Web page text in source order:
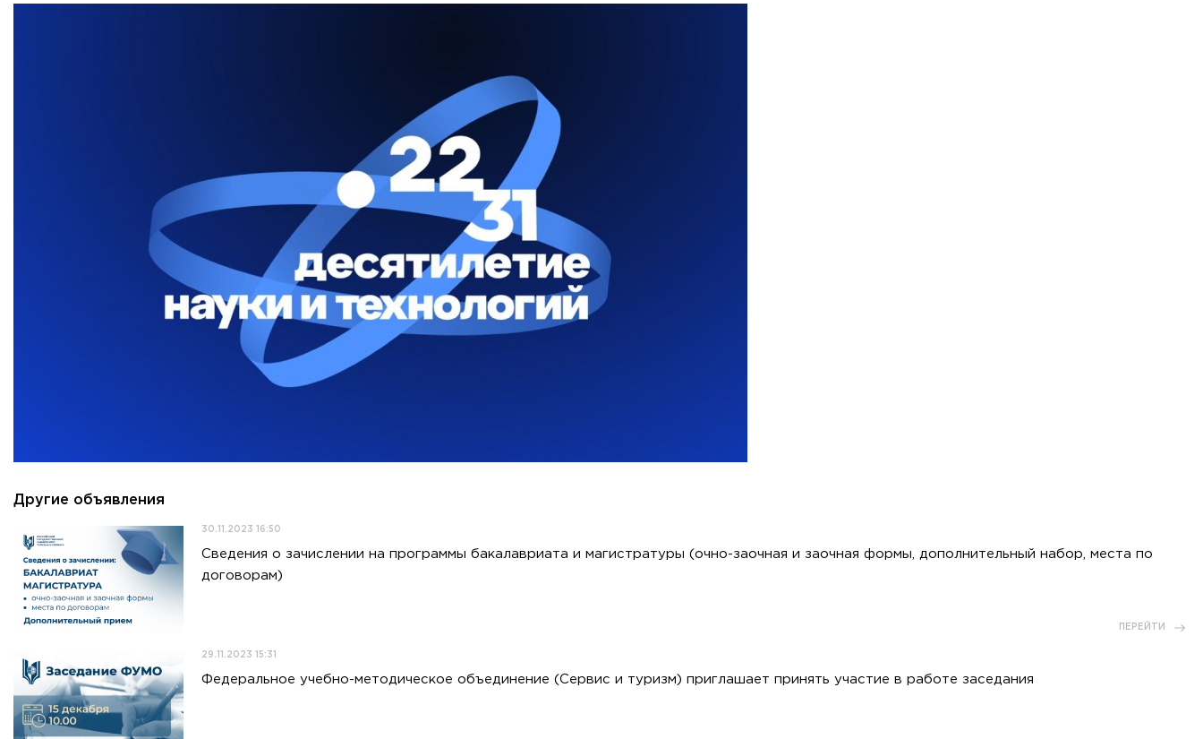
Филиал ФГБОУ ВО «РГУТИС» в г. Подольске
пгт. Черкизово, ул. Главная, 99
+7 (495) 940 83 58 - Приемная комиссия
obrashenia@rguts.ru
priem@rguts.ru - Приемная комиссия
ГРАФИК И РЕЖИМ РАБОТЫ
Другие объявления
30.11.2023 16:50
Сведения о зачислении на программы бакалавриата и магистратуры (очно-заочная и заочная формы, дополнительный набор, места по
договорам)
ПЕРЕЙТИ
29.11.2023 15:31
Федеральное учебно-методическое объединение (Сервис и туризм) приглашает принять участие в работе заседания